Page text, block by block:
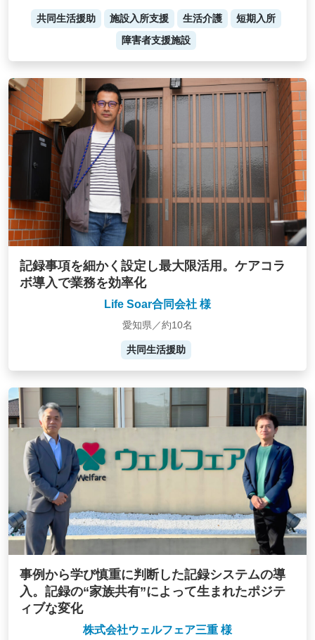
共同生活援助 施設入所支援 生活介護
短期入所
障害者支援施設
記録事項を細かく設定し最大限活用。ケアコラ
ボ導入で業務を効率化
Life Soar合同会社 様
愛知県／約10名
共同生活援助
事例から学び慎重に判断した記録システムの導
入。記録の“家族共有”によって生まれたポジテ
ィブな変化
株式会社ウェルフェア三重 様